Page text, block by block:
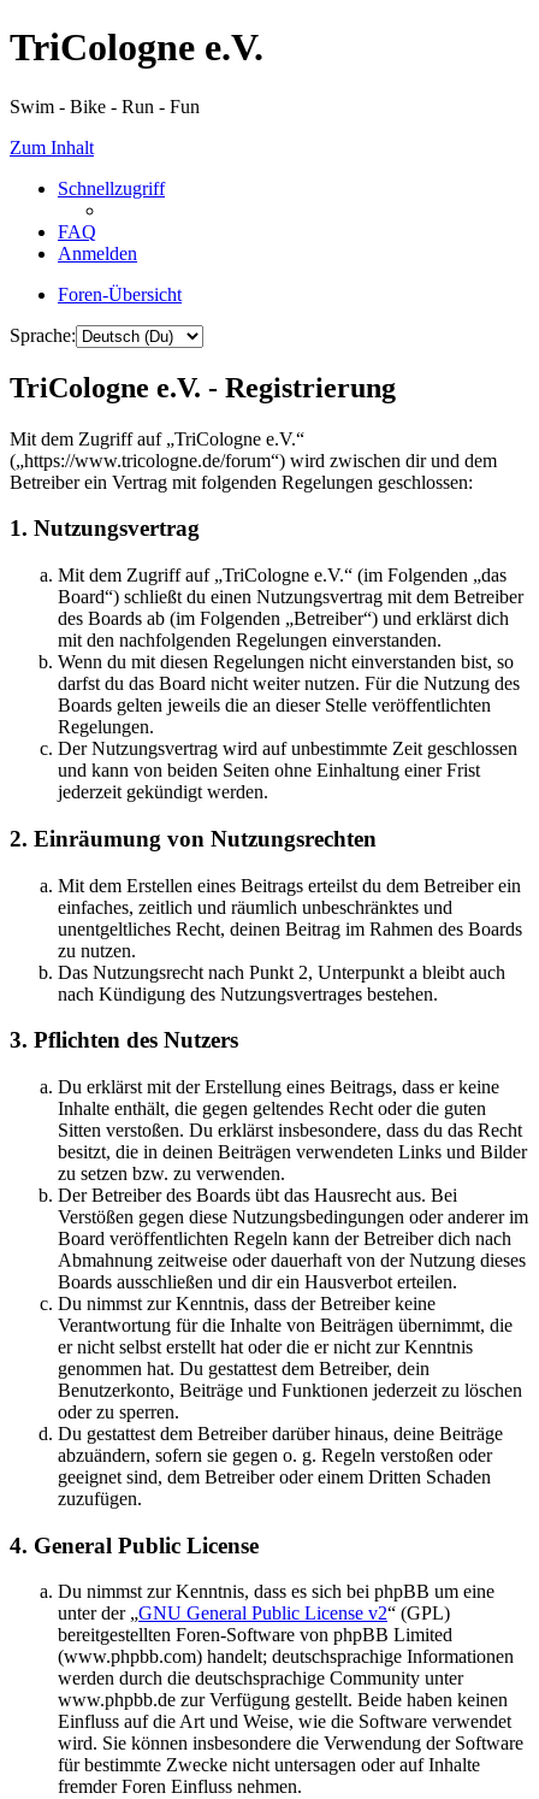
TriCologne e.V.
Swim - Bike - Run - Fun
Zum Inhalt
Schnellzugriff
FAQ
Anmelden
Foren-Übersicht
Sprache:
TriCologne e.V. - Registrierung
Mit dem Zugriff auf „TriCologne e.V.“
(„https://www.tricologne.de/forum“) wird zwischen dir und dem
Betreiber ein Vertrag mit folgenden Regelungen geschlossen:
1. Nutzungsvertrag
Mit dem Zugriff auf „TriCologne e.V.“ (im Folgenden „das
Board“) schließt du einen Nutzungsvertrag mit dem Betreiber
des Boards ab (im Folgenden „Betreiber“) und erklärst dich
mit den nachfolgenden Regelungen einverstanden.
Wenn du mit diesen Regelungen nicht einverstanden bist, so
darfst du das Board nicht weiter nutzen. Für die Nutzung des
Boards gelten jeweils die an dieser Stelle veröffentlichten
Regelungen.
Der Nutzungsvertrag wird auf unbestimmte Zeit geschlossen
und kann von beiden Seiten ohne Einhaltung einer Frist
jederzeit gekündigt werden.
2. Einräumung von Nutzungsrechten
Mit dem Erstellen eines Beitrags erteilst du dem Betreiber ein
einfaches, zeitlich und räumlich unbeschränktes und
unentgeltliches Recht, deinen Beitrag im Rahmen des Boards
zu nutzen.
Das Nutzungsrecht nach Punkt 2, Unterpunkt a bleibt auch
nach Kündigung des Nutzungsvertrages bestehen.
3. Pflichten des Nutzers
Du erklärst mit der Erstellung eines Beitrags, dass er keine
Inhalte enthält, die gegen geltendes Recht oder die guten
Sitten verstoßen. Du erklärst insbesondere, dass du das Recht
besitzt, die in deinen Beiträgen verwendeten Links und Bilder
zu setzen bzw. zu verwenden.
Der Betreiber des Boards übt das Hausrecht aus. Bei
Verstößen gegen diese Nutzungsbedingungen oder anderer im
Board veröffentlichten Regeln kann der Betreiber dich nach
Abmahnung zeitweise oder dauerhaft von der Nutzung dieses
Boards ausschließen und dir ein Hausverbot erteilen.
Du nimmst zur Kenntnis, dass der Betreiber keine
Verantwortung für die Inhalte von Beiträgen übernimmt, die
er nicht selbst erstellt hat oder die er nicht zur Kenntnis
genommen hat. Du gestattest dem Betreiber, dein
Benutzerkonto, Beiträge und Funktionen jederzeit zu löschen
oder zu sperren.
Du gestattest dem Betreiber darüber hinaus, deine Beiträge
abzuändern, sofern sie gegen o. g. Regeln verstoßen oder
geeignet sind, dem Betreiber oder einem Dritten Schaden
zuzufügen.
4. General Public License
Du nimmst zur Kenntnis, dass es sich bei phpBB um eine
unter der „GNU General Public License v2“ (GPL)
bereitgestellten Foren-Software von phpBB Limited
(www.phpbb.com) handelt; deutschsprachige Informationen
werden durch die deutschsprachige Community unter
www.phpbb.de zur Verfügung gestellt. Beide haben keinen
Einfluss auf die Art und Weise, wie die Software verwendet
wird. Sie können insbesondere die Verwendung der Software
für bestimmte Zwecke nicht untersagen oder auf Inhalte
fremder Foren Einfluss nehmen.